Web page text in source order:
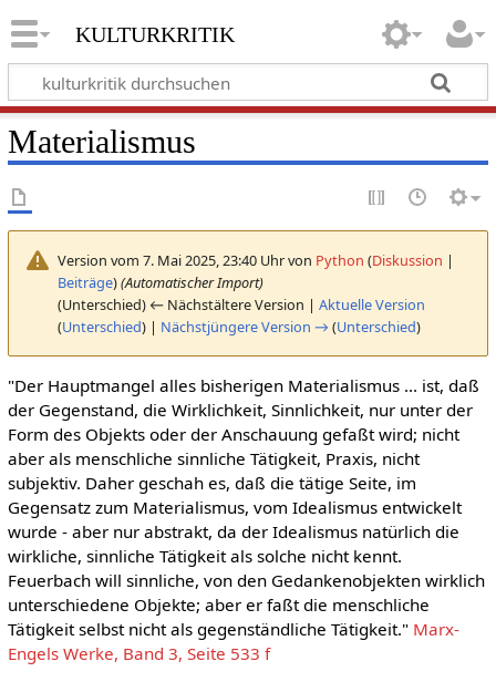
kulturkritik
Materialismus
Version vom 7. Mai 2025, 23:40 Uhr von Python (Diskussion |
Beiträge)(Automatischer Import)
(Unterschied) ← Nächstältere Version | Aktuelle Version
(Unterschied) | Nächstjüngere Version → (Unterschied)
"Der Hauptmangel alles bisherigen Materialismus ... ist, daß
der Gegenstand, die Wirklichkeit, Sinnlichkeit, nur unter der
Form des Objekts oder der Anschauung gefaßt wird; nicht
aber als menschliche sinnliche Tätigkeit, Praxis, nicht
subjektiv. Daher geschah es, daß die tätige Seite, im
Gegensatz zum Materialismus, vom Idealismus entwickelt
wurde - aber nur abstrakt, da der Idealismus natürlich die
wirkliche, sinnliche Tätigkeit als solche nicht kennt.
Feuerbach will sinnliche, von den Gedankenobjekten wirklich
unterschiedene Objekte; aber er faßt die menschliche
Tätigkeit selbst nicht als gegenständliche Tätigkeit." Marx-
Engels Werke, Band 3, Seite 533 f